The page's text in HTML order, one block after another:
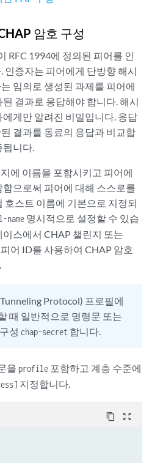
dump;
암호 구성
RFC 1994에 정의된 피어를 인
인증자는 피어에게 단방향 해시
임의로 생성된 과제를 피어에
결과로 응답해야 합니다. 해시
게만 알려진 비밀입니다. 응답
결과를 동료의 응답과 비교합
됩니다.
에 이름을 포함시키고 피어에
으로써 피어에 대해 스스로를
호스트 이름에 기본으로 지정되
name 명시적으로 설정할 수 있습
스에서 CHAP 챌린지 또는
어 ID를 사용하여 CHAP 암호
Protocol) 프로필에
때 일반적으로 명령문 또는
성 chap-secret 합니다.
을 profile 포함하고 계층 수준에
지정합니다.
content_copy zoom_out_map